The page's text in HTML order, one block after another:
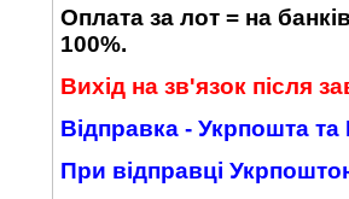
Оплата за лот = на
100%.
Вихід на зв'язок після
Відправка - Укрпошта
При відправці